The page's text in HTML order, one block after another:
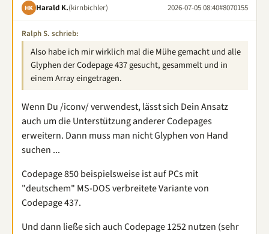
HK Harald K.(kirnbichler) 2026-07-05 08:40#8070155
Ralph S. schrieb:
Also habe ich mir wirklich mal die Mühe gemacht und alle
Glyphen der Codepage 437 gesucht, gesammelt und in
einem Array eingetragen.
Wenn Du /iconv/ verwendest, lässt sich Dein Ansatz
auch um die Unterstützung anderer Codepages
erweitern. Dann muss man nicht Glyphen von Hand
suchen ...
Codepage 850 beispielsweise ist auf PCs mit
"deutschem" MS-DOS verbreitete Variante von
Codepage 437.
Und dann ließe sich auch Codepage 1252 nutzen (sehr